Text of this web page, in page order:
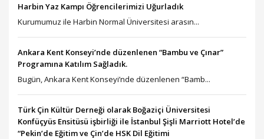
Harbin Yaz Kampı Öğrencilerimizi Uğurladık
Kurumumuz ile Harbin Normal Üniversitesi arasın...
Ankara Kent Konseyi’nde düzenlenen “Bambu ve Çınar”
Programına Katılım Sağladık.
Bugün, Ankara Kent Konseyi’nde düzenlenen “Bamb...
Türk Çin Kültür Derneği olarak Boğaziçi Üniversitesi
Konfüçyüs Ensitüsü işbirliği ile İstanbul Şişli Marriott Hotel’de
“Pekin’de Eğitim ve Çin’de HSK Dil Eğitimi